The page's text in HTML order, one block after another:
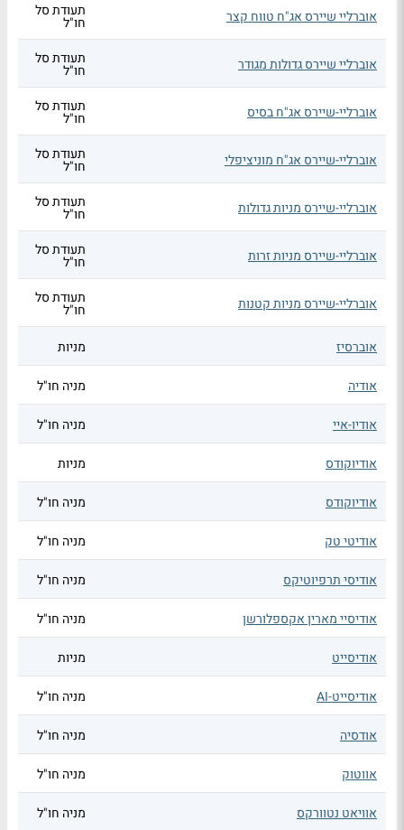
אוברליי שיירס אג"ח טווח קצר תעודת סל
חו"ל
אוברליי שיירס גדולות מגודר תעודת סל
חו"ל
אוברליי-שיירס אג"ח בסיס תעודת סל
חו"ל
אוברליי-שיירס אג"ח מוניציפלי תעודת סל
חו"ל
אוברליי-שיירס מניות גדולות תעודת סל
חו"ל
אוברליי-שיירס מניות זרות תעודת סל
חו"ל
אוברליי-שיירס מניות קטנות תעודת סל
חו"ל
אוברסיז
מניות
אודיה מניה חו"ל
אודיו-איי מניה חו"ל
אודיוקודס מניות
אודיוקודס מניה חו"ל
אודיטי טק מניה חו"ל
אודיסי תרפיוטיקס מניה חו"ל
אודיסיי מארין אקספלורשן מניה חו"ל
אודיסייט מניות
אודיסייט-AI מניה חו"ל
אודסיה מניה חו"ל
אווטוק מניה חו"ל
אוויאט נטוורקס מניה חו"ל